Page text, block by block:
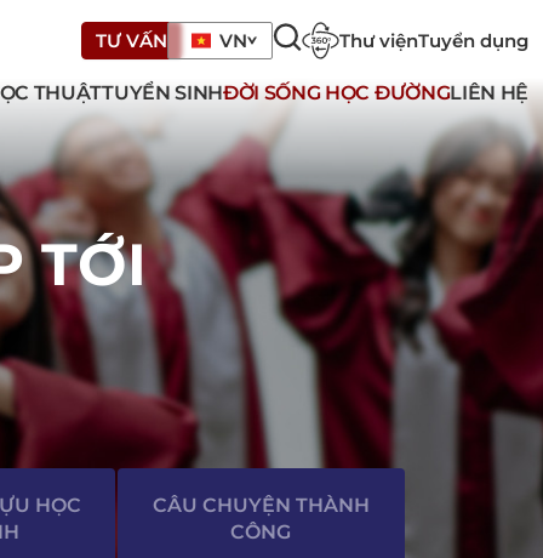
TƯ VẤN VN Thư việnTuyển dụng
THUẬTTUYỂN SINHĐỜI SỐNG HỌC ĐƯỜNGLIÊN HỆ
TỚI
HỌC
CÂU CHUYỆN THÀNH
CÔNG